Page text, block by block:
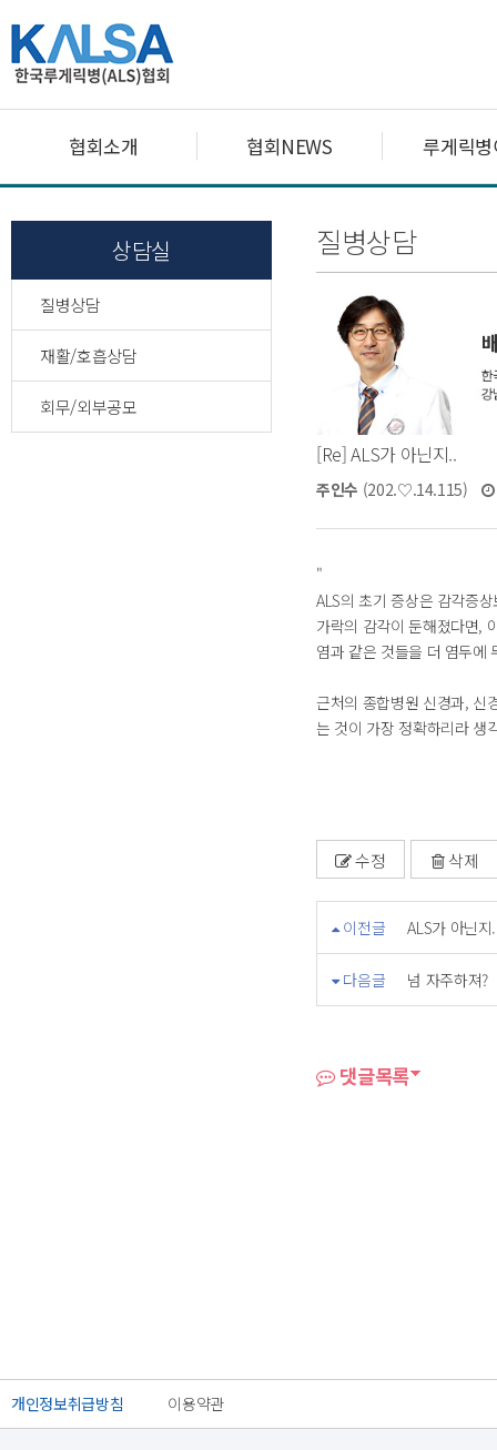
협회소개 협회NEWS 루게릭
상담실
질병상담
재활/호흡상담
회무/외부공모
질병상담
[Re] ALS가 아닌지..
주인수 (202.♡.14.115)
"
ALS의 초기 증상은 감각증
가락의 감각이 둔해졌다면,
염과 같은 것들을 더 염두에
근처의 종합병원 신경과, 신
는 것이 가장 정확하리라 생
수정 삭제
이전글 ALS가 아닌지
다음글 넘 자주하져?
댓글목록
개인정보취급방침 이용약관